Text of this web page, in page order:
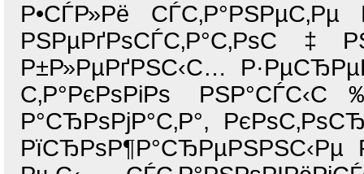
Р•СЃР»Рё СЃС‚Р°РЅРµС‚Рµ
Р±Р»РµРґРЅС‹С…
С‚Р°РєРѕРіРѕ
Р°СЂРѕРјР°С‚Р°,